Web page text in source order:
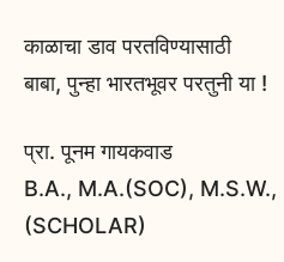
काळाचा डाव परतविण्यासाठी
बाबा, पुन्हा भारतभूवर परतुनी या !
प्रा. पूनम गायकवाड
B.A., M.A.(SOC), M.S.W.,
(SCHOLAR)